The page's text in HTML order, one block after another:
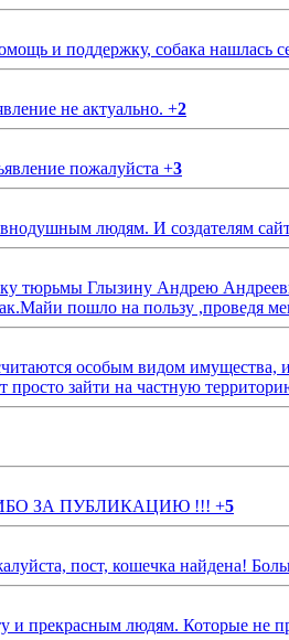
и поддержку, собака нашлась
не актуально. +2
пожалуйста +3
людям. И создателям
тюрьмы Глызину Андрею
пошло на пользу ,проведя
особым видом имущества, и
зайти на частную
ЗА ПУБЛИКАЦИЮ !!! +5
пост, кошечка найдена!
и прекрасным людям. Которые не